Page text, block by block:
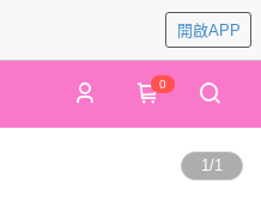
開啟APP
0
1/1